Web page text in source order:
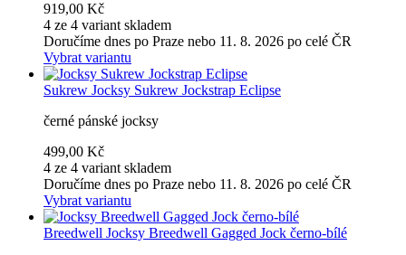
919,00 Kč
4 ze 4 variant skladem
Doručíme dnes po Praze nebo 11. 8. 2026 po celé ČR
Vybrat variantu
Sukrew Jocksy Sukrew Jockstrap Eclipse
černé pánské jocksy
499,00 Kč
4 ze 4 variant skladem
Doručíme dnes po Praze nebo 11. 8. 2026 po celé ČR
Vybrat variantu
Breedwell Jocksy Breedwell Gagged Jock černo-bílé